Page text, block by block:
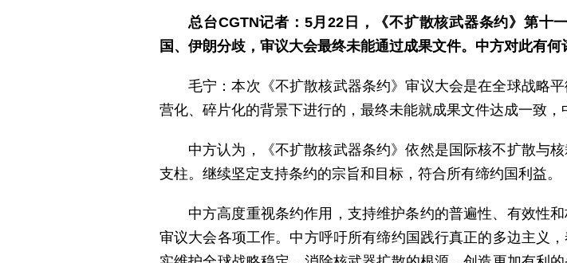
总台CGTN记者：5月22日，《不扩散核武器条约》第十
国、伊朗分歧，审议大会最终未能通过成果文件。中方对此有何
毛宁：本次《不扩散核武器条约》审议大会是在全球战略
营化、碎片化的背景下进行的，最终未能就成果文件达成一致，
中方认为，《不扩散核武器条约》依然是国际核不扩散与
支柱。继续坚定支持条约的宗旨和目标，符合所有缔约国利益。
中方高度重视条约作用，支持维护条约的普遍性、有效性
审议大会各项工作。中方呼吁所有缔约国践行真正的多边主义